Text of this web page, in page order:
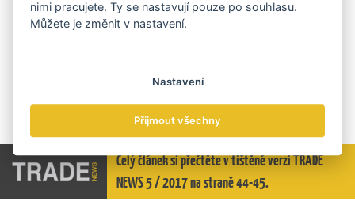
možné minimalizovat. A nezáleží na tom, zda se tak děje ve vaší
kanceláři, u domácího počítače či při využívání mobilního
Celý článek si přečtěte v tištěné verzi TRADE
NEWS 5 / 2017 na straně 44-45.
nimi pracujete. Ty se nastavují pouze po souhlasu.
Můžete je změnit v nastavení.
Nastavení
Přijmout všechny